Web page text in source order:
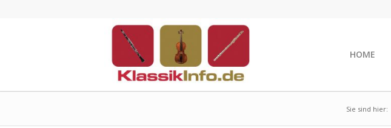
HOME
Sie sind hier: